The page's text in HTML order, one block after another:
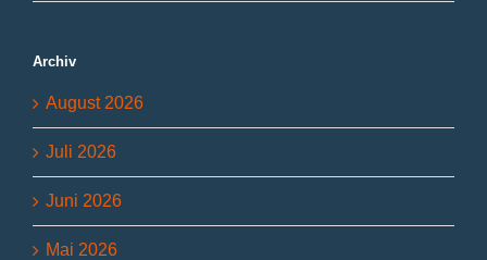
Archiv
August 2026
Juli 2026
Juni 2026
Mai 2026